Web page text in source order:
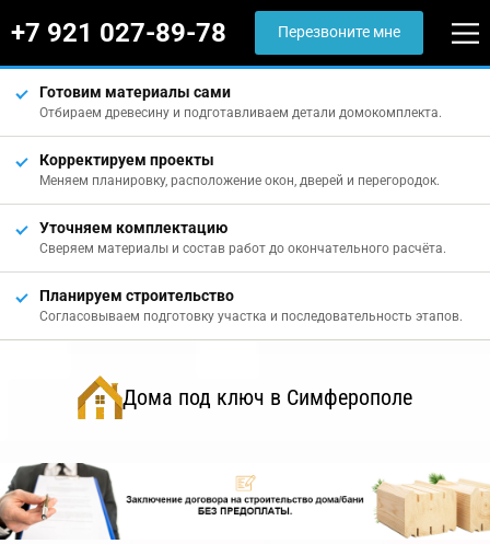
+7 921 027-89-78 Перезвоните мне
Готовим материалы сами
Отбираем древесину и подготавливаем детали домокомплекта.
Корректируем проекты
Меняем планировку, расположение окон, дверей и перегородок.
Уточняем комплектацию
Сверяем материалы и состав работ до окончательного расчёта.
Планируем строительство
Согласовываем подготовку участка и последовательность этапов.
Дома под ключ в Симферополе